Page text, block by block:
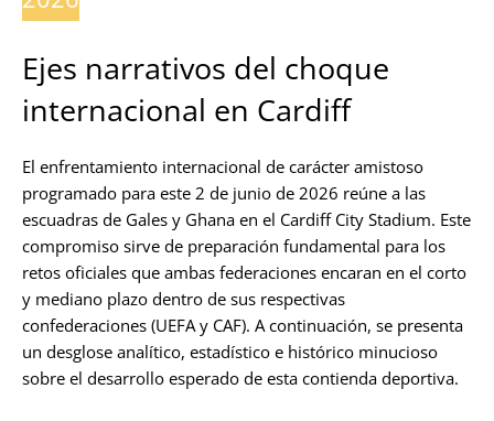
Ejes narrativos del choque
internacional en Cardiff
El enfrentamiento internacional de carácter amistoso
programado para este 2 de junio de 2026 reúne a las
escuadras de Gales y Ghana en el Cardiff City Stadium. Este
compromiso sirve de preparación fundamental para los
retos oficiales que ambas federaciones encaran en el corto
y mediano plazo dentro de sus respectivas
confederaciones (UEFA y CAF). A continuación, se presenta
un desglose analítico, estadístico e histórico minucioso
sobre el desarrollo esperado de esta contienda deportiva.